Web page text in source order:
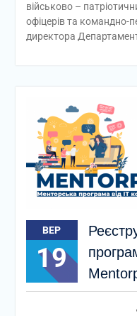
військово –
офіцерів та командно-
директора
ВЕР
19